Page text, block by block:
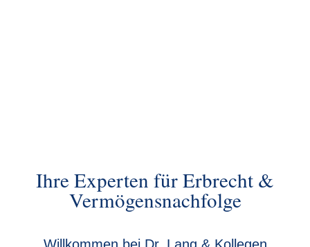
Ihre Experten für Erbrecht &
Vermögensnachfolge
Willkommen bei Dr. Lang & Kollegen